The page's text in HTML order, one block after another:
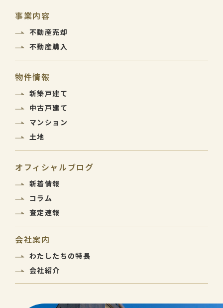
事業内容
不動産売却
不動産購入
物件情報
新築戸建て
中古戸建て
マンション
土地
オフィシャルブログ
新着情報
コラム
査定速報
会社案内
わたしたちの特長
会社紹介